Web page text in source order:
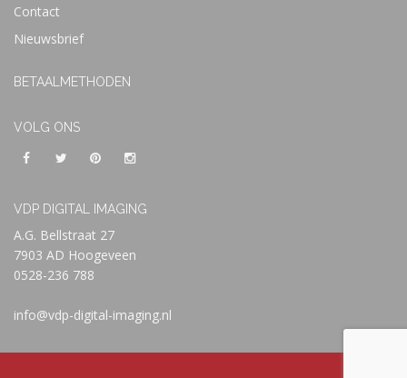
Contact
Nieuwsbrief
BETAALMETHODEN
VOLG ONS
VDP DIGITAL IMAGING
A.G. Bellstraat 27
7903 AD Hoogeveen
0528-236 788
info@vdp-digital-imaging.nl